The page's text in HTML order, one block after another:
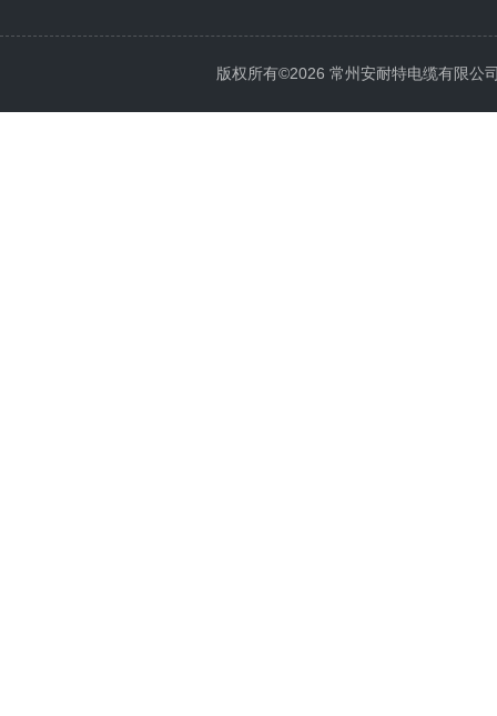
版权所有©2026 常州安耐特电缆有限